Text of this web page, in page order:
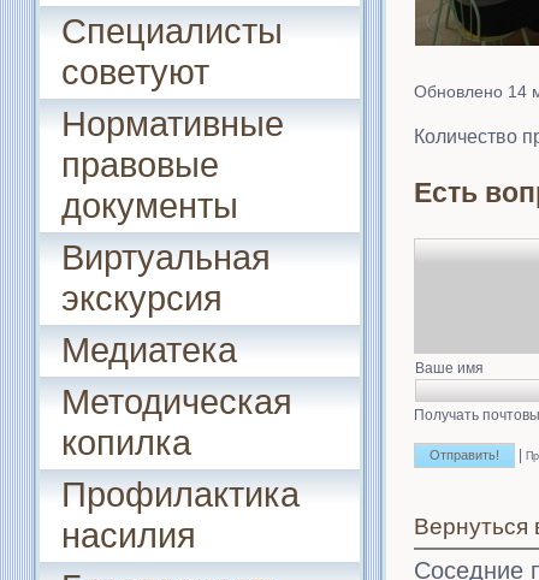
Специалисты
советуют
Нормативные
правовые
документы
Виртуальная
экскурсия
Медиатека
Методическая
копилка
Профилактика
насилия
Обновлено 14
Количество
Есть
Ваше имя
Получать
|
Вернуться
Соседние